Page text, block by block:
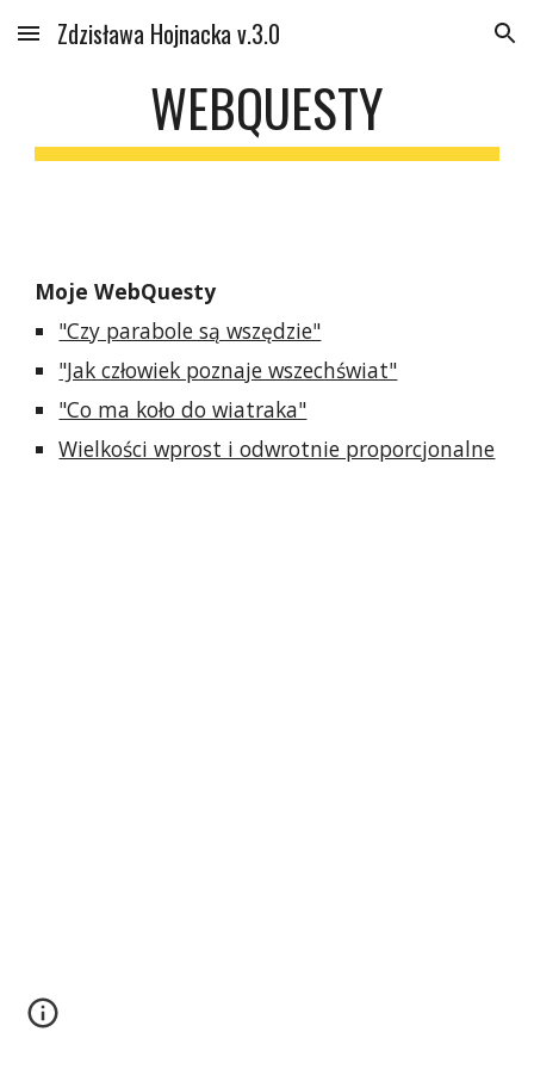
Skip to main content Skip to navigation
Zdzisława Hojnacka v.3.0
WEBQUESTY
Moje WebQuesty
"Czy parabole są wszędzie"
"Jak człowiek poznaje wszechświat"
"Co ma koło do wiatraka"
Wielkości wprost i odwrotnie proporcjonalne